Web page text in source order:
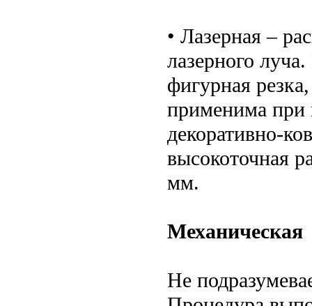
• Лазерная –
лазерного
фигурная
применима при
декоративно-
высокоточная
мм.
Механическая
Не